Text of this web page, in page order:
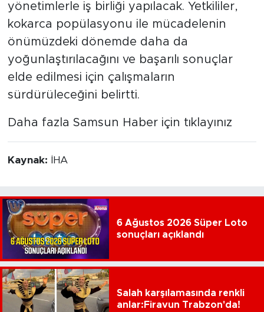
yönetimlerle iş birliği yapılacak. Yetkililer,
kokarca popülasyonu ile mücadelenin
önümüzdeki dönemde daha da
yoğunlaştırılacağını ve başarılı sonuçlar
elde edilmesi için çalışmaların
sürdürüleceğini belirtti.
Daha fazla Samsun Haber için tıklayınız
Kaynak: İHA
6 Ağustos 2026 Süper Loto
sonuçları açıklandı
Salah karşılamasında renkli
anlar:Firavun Trabzon'da!